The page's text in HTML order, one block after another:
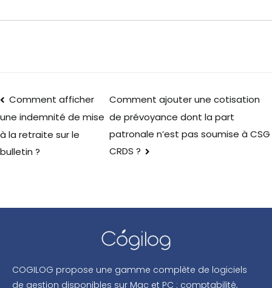
Comment afficher
une indemnité de mise
à la retraite sur le
bulletin ?
Comment ajouter une cotisation
de prévoyance dont la part
patronale n’est pas soumise à CSG
CRDS ?
COGILOG propose une gamme complète de logiciels
de gestion disponibles sur Mac et PC : comptabilité,